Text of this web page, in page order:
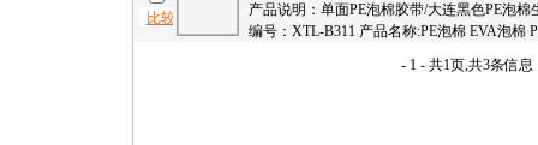
产品说明：单面PE泡棉胶带/大连黑色PE泡棉
编号：XTL-B311 产品名称:PE泡棉 EVA泡棉
- 1 - 共1页,共3条信息